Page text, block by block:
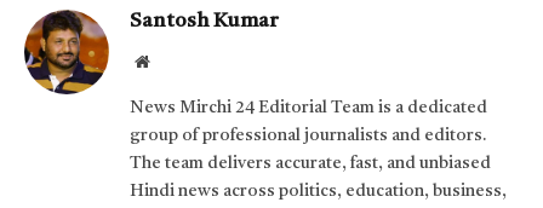
Santosh Kumar
Website
News Mirchi 24 Editorial Team is a dedicated
group of professional journalists and editors.
The team delivers accurate, fast, and unbiased
Hindi news across politics, education, business,